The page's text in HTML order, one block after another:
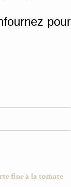
pour